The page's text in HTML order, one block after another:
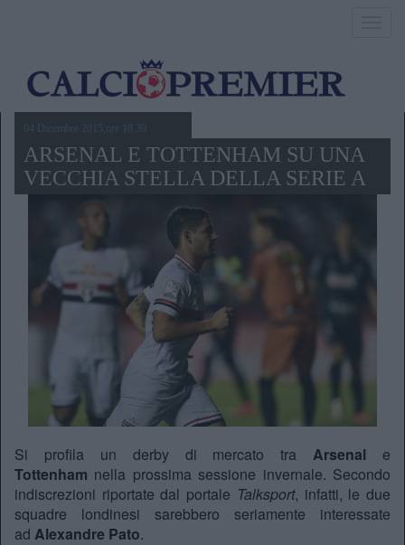
04 Dicembre 2015,ore 18.39
ARSENAL E TOTTENHAM SU UNA
VECCHIA STELLA DELLA SERIE A
Si profila un derby di mercato tra Arsenal e
Tottenham nella prossima sessione invernale. Secondo
indiscrezioni riportate dal portale Talksport, infatti, le due
squadre londinesi sarebbero seriamente interessate
ad Alexandre Pato.